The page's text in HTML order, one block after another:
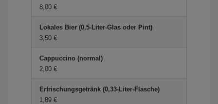
8,00 €
Lokales Bier (0,5-Liter-Glas oder Pint)
3,50 €
Cappuccino (normal)
2,00 €
Erfrischungsgetränk (0,33-Liter-Flasche)
1,89 €